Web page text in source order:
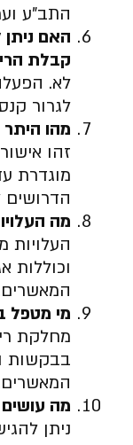
התב”ע
האם
קבלת
לא.
לגרור
מהו
זהו
מוגדרת
הדרושים
מה
וכוללות
מי מטפל
מחלקת
בבקשות
מה
ניתן